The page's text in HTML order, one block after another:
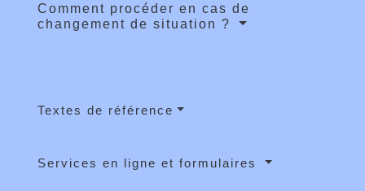
Comment procéder en cas de
changement de situation ?
Textes de référence
Services en ligne et formulaires